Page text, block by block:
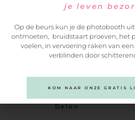
Delen
je leven
Op de beurs kun je de photobooth
ontmoeten, bruidstaart proeven, het
voelen, in vervoering raken van
verblinden door
KOM NAAR ONZE GRATIS